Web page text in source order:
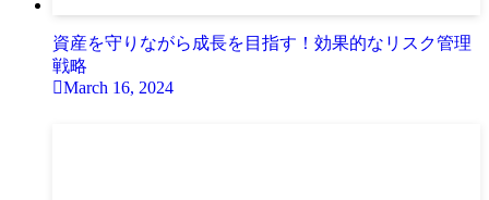
資産を守りながら成長を目指す！効果的なリスク管理
戦略
March 16, 2024